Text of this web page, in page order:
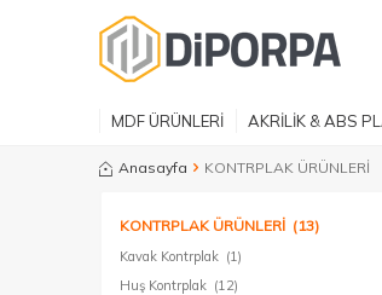
MDF ÜRÜNLERİ AKRİLİK & ABS
Anasayfa KONTRPLAK ÜRÜNLERİ
KONTRPLAK ÜRÜNLERİ (13)
Kavak Kontrplak (1)
Huş Kontrplak (12)